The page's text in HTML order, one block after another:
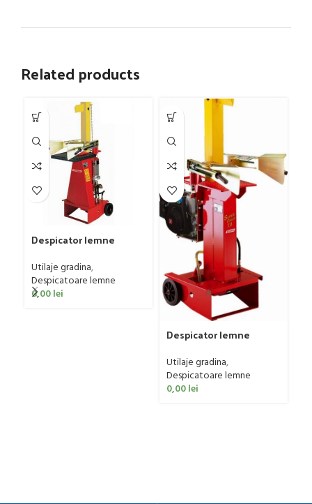
Related products
Despicator lemne
Utilaje gradina,
Despicatoare lemne
0,00lei
Despicator lemne
Utilaje gradina,
Despicatoare lemne
0,00lei